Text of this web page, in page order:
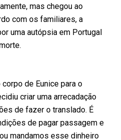
mas chegou ao
com os familiares, a
uma autópsia em Portugal
de Eunice para o
criar uma arrecadação
de fazer o translado. É
de pagar passagem e
mandamos esse dinheiro